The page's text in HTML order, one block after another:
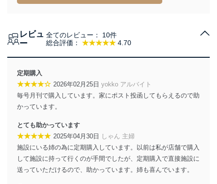
当社は、個人情報に関連する法令、国が定める指針及び
す。
個人情報の安全管理措置
当社は、個人情報の正確性及び安全性を確保するため
施し、個人情報の漏えい、滅失またはき損の防止及び是
正に努めます。
アクセス制御
個人データを取り扱うことのできる機器及び当該
機器を取り扱う従業者を明確化し、 個人データへ
の不要なアクセスを防止しています。
レビュ
ー
総合評価： ★★★★★ 4.70
全てのレビュー： 10件
定期購入
★★★★☆ 2026年02月25日 yokko アルバイト
毎号月刊で購入しています。家にポスト投函してもらえるので助
かっています。
とても助かっています
★★★★★ 2025年04月30日
しゃん 主婦
施設にいる姉の為に定期購入しています。以前は私が店舗で購入
して施設に持って行くのが手間でしたが、定期購入で直接施設に
送っていただけるので、助かっています。姉も喜んでいます。